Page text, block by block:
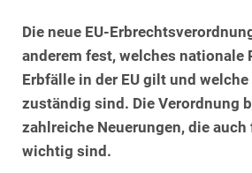
Die neue EU-
anderem fest, welches nationale
Erbfälle in der EU gilt und
zuständig sind. Die Verordnung
zahlreiche Neuerungen, die auch
wichtig sind.